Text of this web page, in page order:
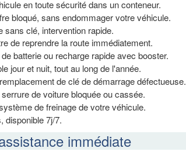
en toute sécurité dans un conteneur.
bloqué, sans endommager votre véhicule.
sans clé, intervention rapide.
de reprendre la route immédiatement.
batterie ou recharge rapide avec booster.
jour et nuit, tout au long de l'année.
de clé de démarrage défectueuse.
de voiture bloquée ou cassée.
de freinage de votre véhicule.
disponible 7j/7.
immédiate